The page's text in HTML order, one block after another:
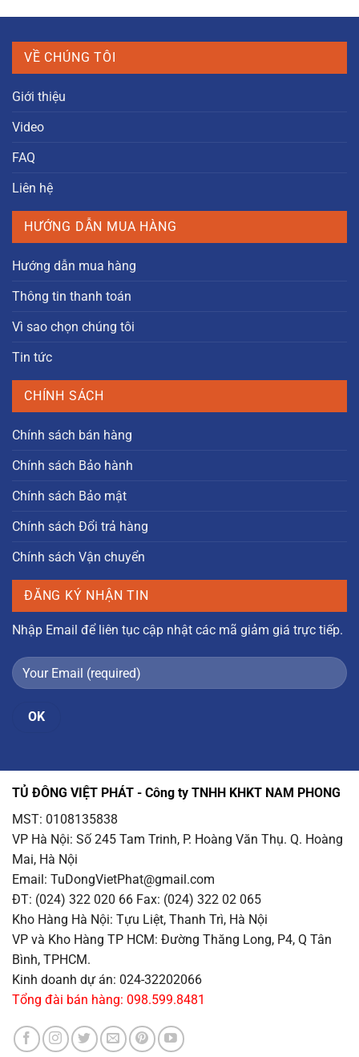
VỀ CHÚNG TÔI
Giới thiệu
Video
FAQ
Liên hệ
HƯỚNG DẪN MUA HÀNG
Hướng dẫn mua hàng
Thông tin thanh toán
Vì sao chọn chúng tôi
Tin tức
CHÍNH SÁCH
Chính sách bán hàng
Chính sách Bảo hành
Chính sách Bảo mật
Chính sách Đổi trả hàng
Chính sách Vận chuyển
ĐĂNG KÝ NHẬN TIN
Nhập Email để liên tục cập nhật các mã giảm giá trực tiếp.
TỦ ĐÔNG VIỆT PHÁT - Công ty TNHH KHKT NAM PHONG
MST: 0108135838
VP Hà Nội: Số 245 Tam Trinh, P. Hoàng Văn Thụ. Q. Hoàng
Mai, Hà Nội
Email: TuDongVietPhat@gmail.com
ĐT: (024) 322 020 66 Fax: (024) 322 02 065
Kho Hàng Hà Nội: Tựu Liệt, Thanh Trì, Hà Nội
VP và Kho Hàng TP HCM: Đường Thăng Long, P4, Q Tân
Bình, TPHCM.
Kinh doanh dự án: 024-32202066
Tổng đài bán hàng: 098.599.8481